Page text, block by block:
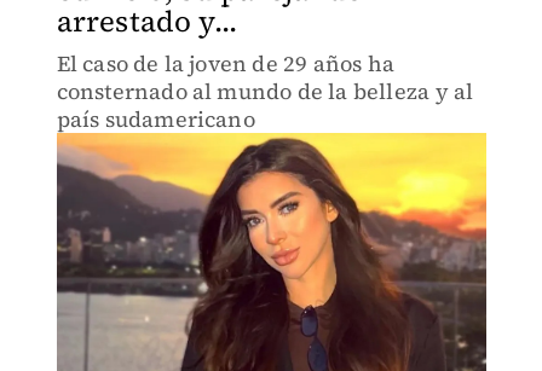
arrestado y...
El caso de la joven de 29 años ha
consternado al mundo de la belleza y al
país sudamericano